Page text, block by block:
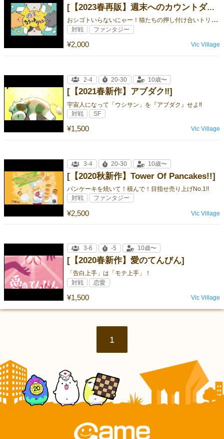
[【2023春再販】週末へのカウントダウン【2021秋新作】]
お
シゴトいらないにゃー！猫たちの押し付け合いトリックテイキング！
¥2,000
対戦 ファンタジー
Vic Village
[【2021春新作】アブダク‼]
宇宙人になって「ウシサン」を『アブダク』せよ‼
¥1,500
2-4 20-30 10歳〜
対戦 SF
Vic Village
[【2020秋新作】Tower Of Pancakes!!]
パンケーキを焼いて！積んで！目指せ売り上げNo.1!!
¥2,500
3-4 20-30 10歳〜
対戦 ファンタジー
Vic Village
[【2020春新作】愛のてんびん]
「告白上手」は「モテ上手」！
¥1,500
3-6 -5 10歳〜
対戦 恋愛
Vic Village
1